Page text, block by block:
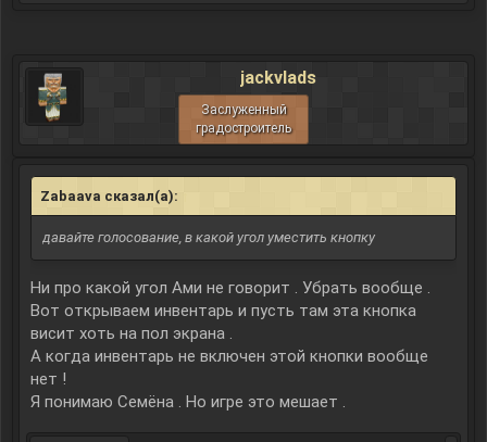
jackvlads
Заслуженный
градостроитель
Zabaava сказал(а):
давайте голосование, в какой угол уместить кнопку
Ни про какой угол Ами не говорит . Убрать вообще .
Вот открываем инвентарь и пусть там эта кнопка
висит хоть на пол экрана .
А когда инвентарь не включен этой кнопки вообще
нет !
Я понимаю Семёна . Но игре это мешает .